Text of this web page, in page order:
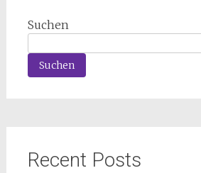
Suchen
Suchen
Recent Posts